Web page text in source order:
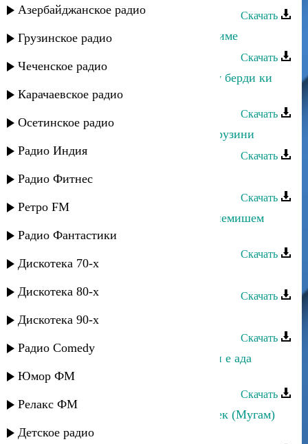
Азербайджанское радио
Грузинское радио
Чеченское радио
Карачаевское радио
Осетинское радио
Радио Индия
Радио Фитнес
Ретро FM
Радио Фантастики
Дискотека 70-х
Дискотека 80-х
Дискотека 90-х
Радио Comedy
Юмор ФМ
Релакс ФМ
Детское радио
Скачать
Йоси бен Йохай - Духтири севдикиме
Скачать
Йоси бен Йохай - Ези Дунйо ки чу берди ки
Шелму
Скачать
Йоси бен Йохай - Илохим Пендж рузини
Скачать
Йоси бен Йохай - Гурбу кердом
Скачать
Йоси бен Йохай - Гулум сени нейнемишем
(Азери)
Скачать
Скачать
Йоси бен Йохай - Ветенимдир
Скачать
Йоси бен Йохай - Бу не иш, не бун е ада
(Азери)
Скачать
Йоси бен Йохай - Ад гунун мубарек (Мугам)
(Азери)